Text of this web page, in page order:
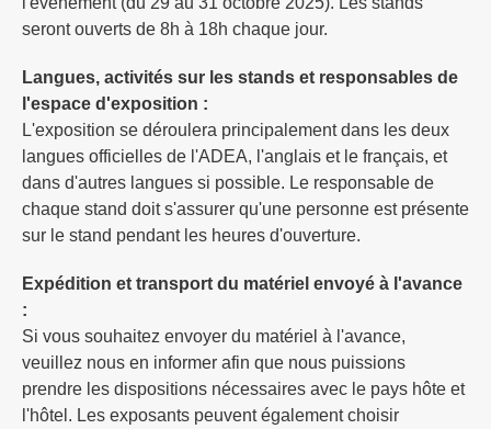
seront ouverts de 8h à 18h chaque jour.
Langues, activités sur les stands et responsables de
l'espace d'exposition :
L'exposition se déroulera principalement dans les deux
langues officielles de l'ADEA, l'anglais et le français, et
dans d'autres langues si possible. Le responsable de
chaque stand doit s'assurer qu'une personne est présente
sur le stand pendant les heures d'ouverture.
Expédition et transport du matériel envoyé à l'avance
:
Si vous souhaitez envoyer du matériel à l'avance,
veuillez nous en informer afin que nous puissions
prendre les dispositions nécessaires avec le pays hôte et
l'hôtel. Les exposants peuvent également choisir